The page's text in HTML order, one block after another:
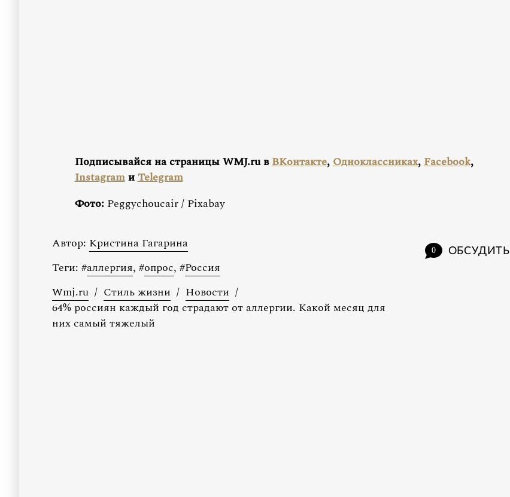
Подписывайся на страницы WMJ.ru вВКонтакте,Одноклассниках,Facebook,
InstagramиTelegram
Фото:Peggychoucair / Pixabay
0 ОБСУДИТЬ
Автор: Кристина Гагарина
Теги: #аллергия, #опрос, #Россия
Wmj.ru / Стиль жизни / Новости /
64% россиян каждый год страдают от аллергии. Какой месяц для
них самый тяжелый